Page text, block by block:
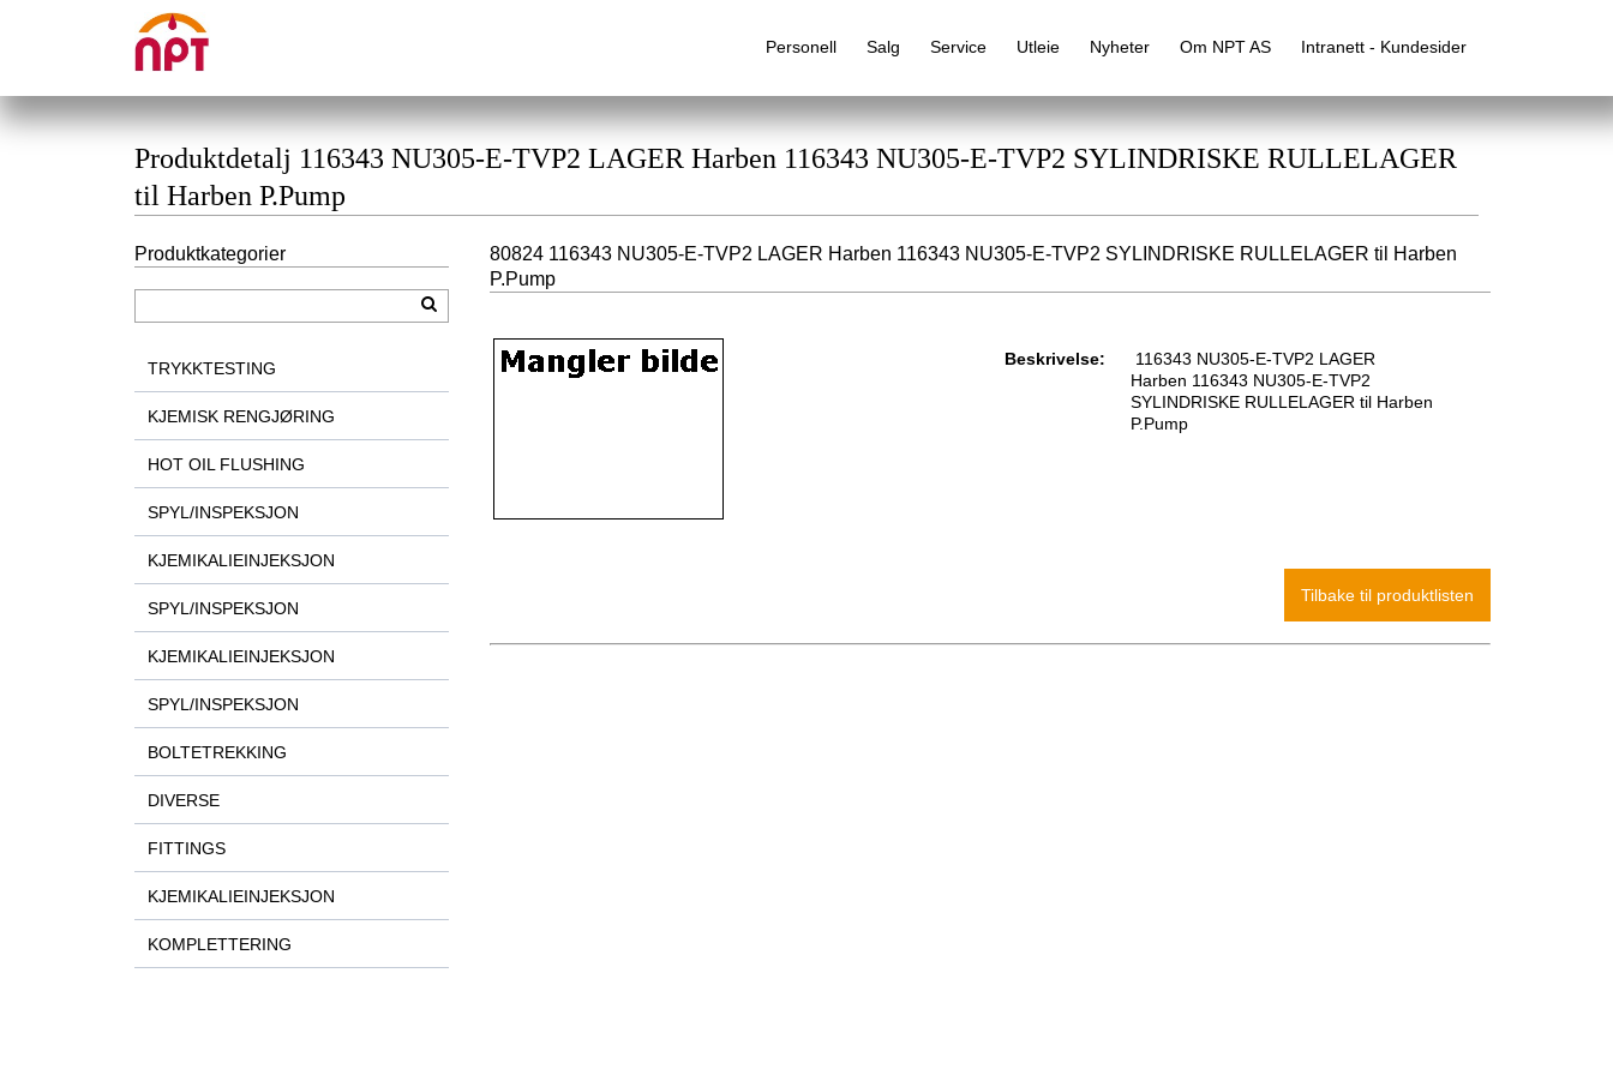
Personell Salg Service Utleie Nyheter Om NPT AS Intranett - Kundesider
Produktdetalj 116343 NU305-E-TVP2 LAGER Harben 116343 NU305-E-TVP2 SYLINDRISKE RULLELAGER
til Harben P.Pump
80824 116343 NU305-E-TVP2 LAGER Harben 116343 NU305-E-TVP2 SYLINDRISKE RULLELAGER til Harben
P.Pump
Beskrivelse:
116343 NU305-E-TVP2 LAGER
Harben 116343 NU305-E-TVP2
SYLINDRISKE RULLELAGER til Harben
P.Pump
Produktkategorier
TRYKKTESTING
KJEMISK RENGJØRING
HOT OIL FLUSHING
SPYL/INSPEKSJON
KJEMIKALIEINJEKSJON
SPYL/INSPEKSJON
KJEMIKALIEINJEKSJON
SPYL/INSPEKSJON
BOLTETREKKING
DIVERSE
FITTINGS
KJEMIKALIEINJEKSJON
KOMPLETTERING